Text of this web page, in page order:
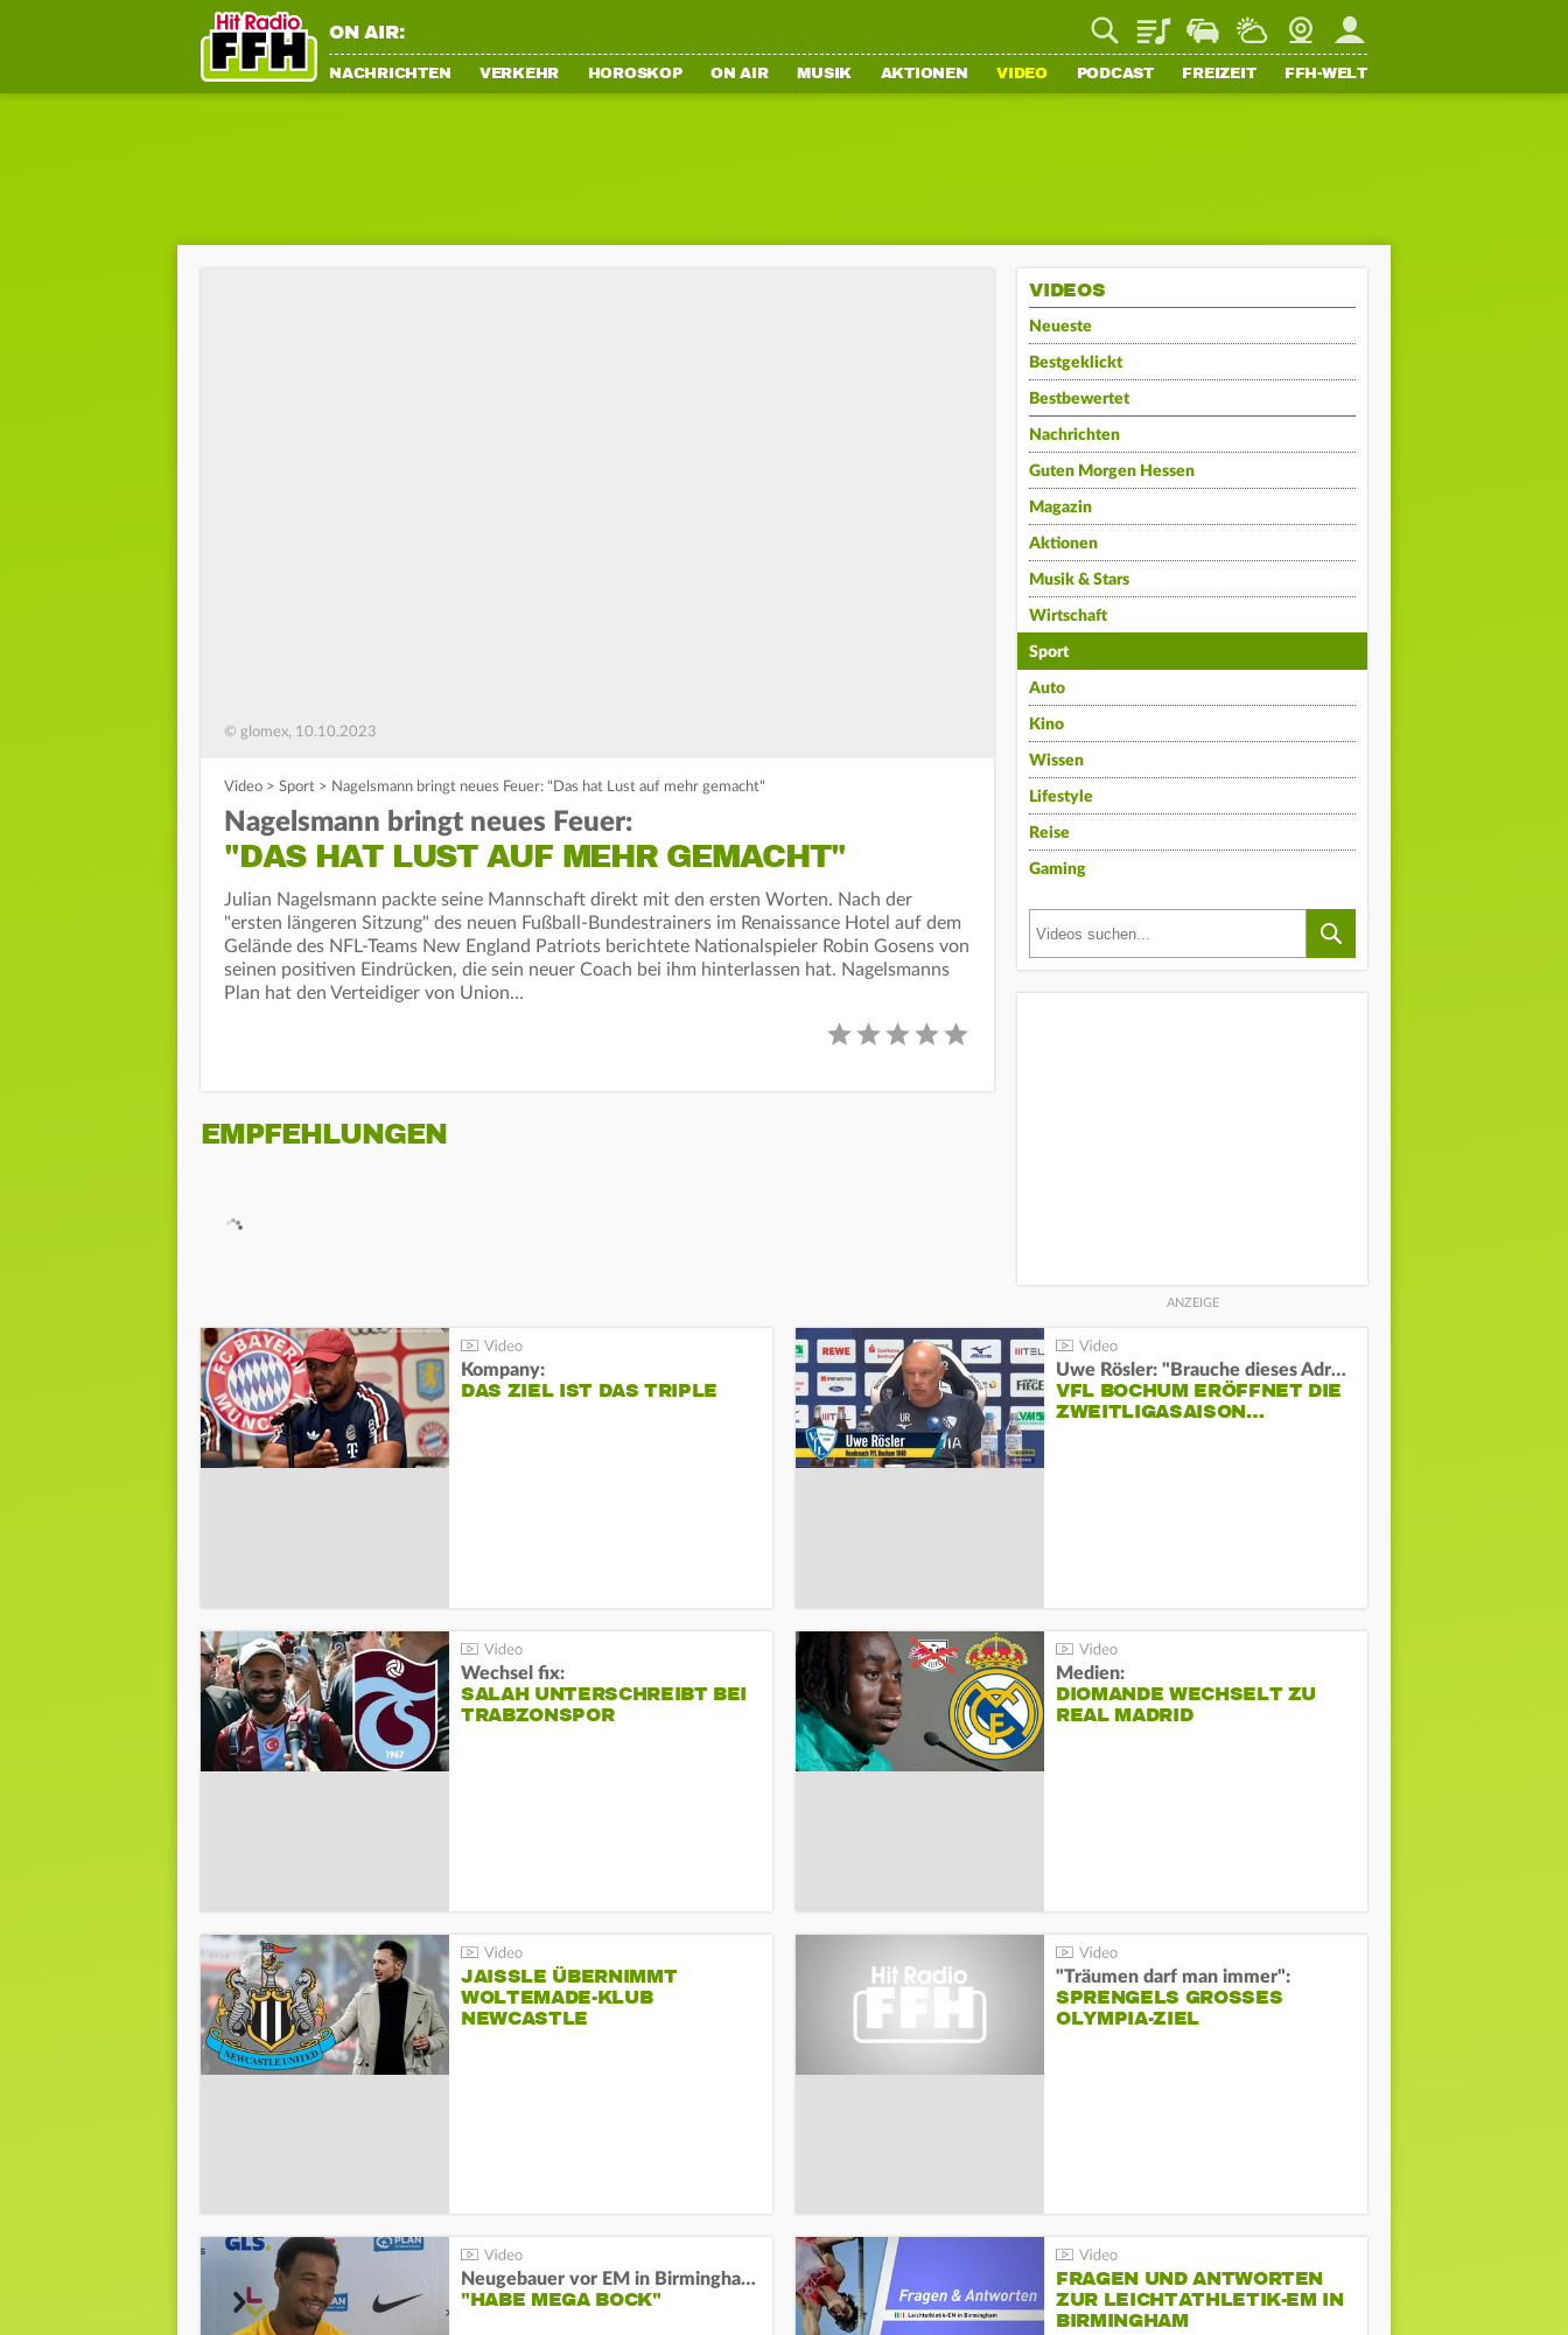
ON AIR: PlaylistStaupilotWetterWebcamMein FFH
NACHRICHTEN VERKEHR HOROSKOP ON AIR MUSIK AKTIONEN VIDEO PODCAST FREIZEIT FFH-WELT
© glomex, 10.10.2023
Video > Sport > Nagelsmann bringt neues Feuer: "Das hat Lust auf mehr gemacht"
Nagelsmann bringt neues Feuer:
"DAS HAT LUST AUF MEHR GEMACHT"
Julian Nagelsmann packte seine Mannschaft direkt mit den ersten Worten. Nach der
"ersten längeren Sitzung" des neuen Fußball-Bundestrainers im Renaissance Hotel auf dem
Gelände des NFL-Teams New England Patriots berichtete Nationalspieler Robin Gosens von
seinen positiven Eindrücken, die sein neuer Coach bei ihm hinterlassen hat. Nagelsmanns
Plan hat den Verteidiger von Union…
EMPFEHLUNGEN
VIDEOS
Neueste
Bestgeklickt
Bestbewertet
Nachrichten
Guten Morgen Hessen
Magazin
Aktionen
Musik & Stars
Wirtschaft
Sport
Auto
Kino
Wissen
Lifestyle
Reise
Gaming
Kompany:
DAS ZIEL IST DAS TRIPLE
Uwe Rösler: "Brauche dieses Adrenalin"
VFL BOCHUM ERÖFFNET DIE
ZWEITLIGASAISON…
Wechsel fix:
SALAH UNTERSCHREIBT BEI
TRABZONSPOR
Medien:
DIOMANDE WECHSELT ZU
REAL MADRID
JAISSLE ÜBERNIMMT
WOLTEMADE-KLUB
NEWCASTLE
"Träumen darf man immer":
SPRENGELS GROSSES O
LYMPIA-ZIEL
Neugebauer vor EM in Birmingham:
"HABE MEGA BOCK"
FRAGEN UND ANTWORTEN
ZUR LEICHTATHLETIK-EM IN
BIRMINGHAM